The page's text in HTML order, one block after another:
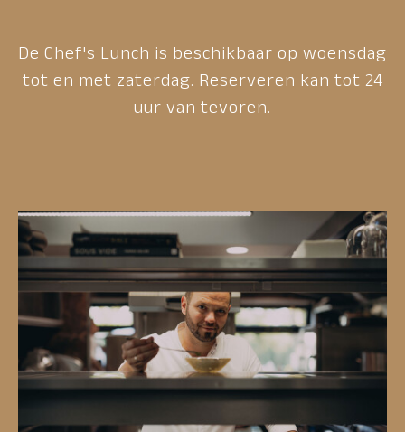
De Chef's Lunch is beschikbaar op woensdag
tot en met zaterdag. Reserveren kan tot 24
uur van tevoren.